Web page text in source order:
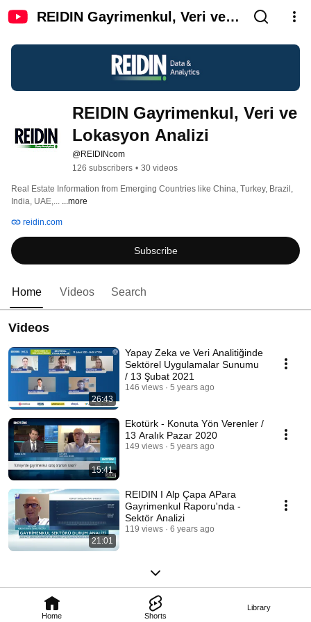
REIDIN Gayrimenkul, Veri ve
Home Shorts
Library
REIDIN Gayrimenkul, Veri ve
Lokasyon Analizi
@REIDINcom
126 subscribers • 30 videos
Real Estate Information from Emerging Countries like China, Turkey, Brazil,
India, UAE,... ...more
reidin.com
Subscribe
Home Videos Search
Videos
26:43
Yapay Zeka ve Veri Analitiğinde
Sektörel Uygulamalar Sunumu
/ 13 Şubat 2021
146 views 5 years ago
15:41
Ekotürk - Konuta Yön Verenler /
13 Aralık Pazar 2020
149 views 5 years ago
21:01
REIDIN I Alp Çapa APara
Gayrimenkul Raporu'nda -
Sektör Analizi
119 views 6 years ago